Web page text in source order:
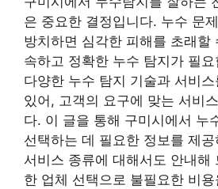
은 중요한 결정입니다. 누수 문
방치하면 심각한 피해를 초래할
속하고 정확한 누수 탐지가 필
다양한 누수 탐지 기술과 서비
있어, 고객의 요구에 맞는 서비
다. 이 글을 통해 구미시에서 누
선택하는 데 필요한 정보를 제
서비스 종류에 대해서도 안내해
한 업체 선택으로 불필요한 비